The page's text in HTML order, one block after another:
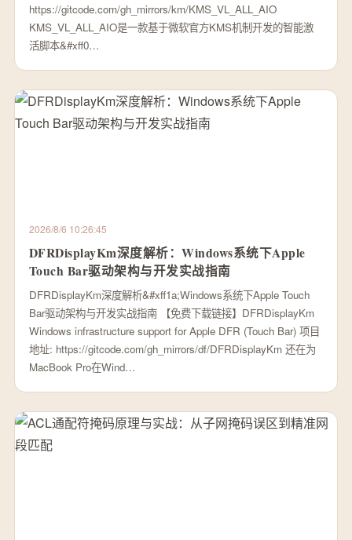
https://gitcode.com/gh_mirrors/km/KMS_VL_ALL_AIO
KMS_VL_ALL_AIO是一款基于微软官方KMS机制开发的智能激
活脚本&#xff0…
2026/8/6 10:26:45
DFRDisplayKm深度解析：Windows系统下Apple
Touch Bar驱动架构与开发实战指南
DFRDisplayKm深度解析&#xff1a;Windows系统下Apple Touch
Bar驱动架构与开发实战指南 【免费下载链接】DFRDisplayKm
Windows infrastructure support for Apple DFR (Touch Bar) 项目
地址: https://gitcode.com/gh_mirrors/df/DFRDisplayKm 还在为
MacBook Pro在Wind…